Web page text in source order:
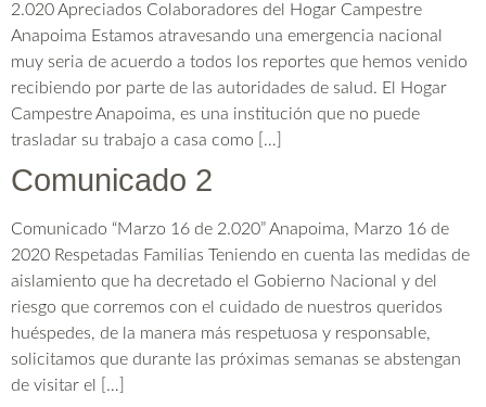
2.020 Apreciados Colaboradores del Hogar Campestre
Anapoima Estamos atravesando una emergencia nacional
muy seria de acuerdo a todos los reportes que hemos venido
recibiendo por parte de las autoridades de salud. El Hogar
Campestre Anapoima, es una institución que no puede
trasladar su trabajo a casa como […]
Comunicado 2
Comunicado “Marzo 16 de 2.020” Anapoima, Marzo 16 de
2020 Respetadas Familias Teniendo en cuenta las medidas de
aislamiento que ha decretado el Gobierno Nacional y del
riesgo que corremos con el cuidado de nuestros queridos
huéspedes, de la manera más respetuosa y responsable,
solicitamos que durante las próximas semanas se abstengan
de visitar el […]